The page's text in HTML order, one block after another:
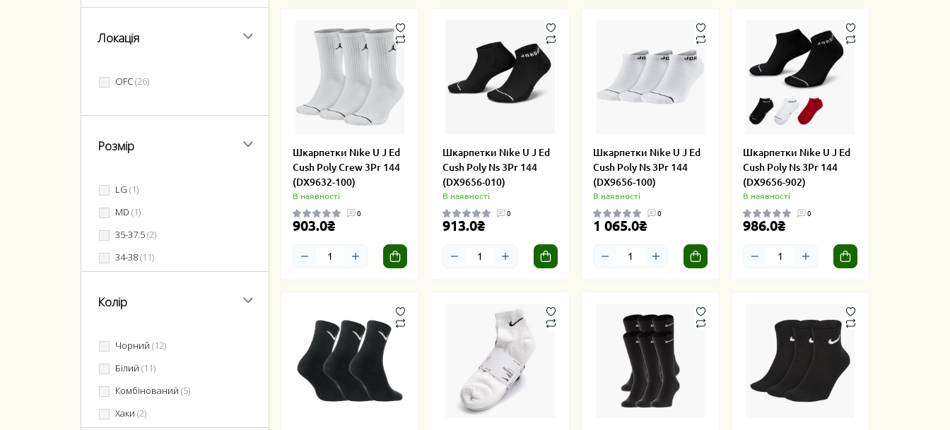
Локація
OFC(26)
Розмір
LG (1)
MD (1)
35-37.5(2)
34-38(11)
46-50
Колір
Чорний (12)
Білий (11)
Комбінований (5)
Хаки (2)
Шкарпетки Nike U J Ed
Cush Poly Crew 3Pr 144
(DX9632-100)
В наявності
0
903.0₴
Шкарпетки Nike U J Ed
Cush Poly Ns 3Pr 144
(DX9656-010)
В наявності
0
913.0₴
Шкарпетки Nike U J Ed
Cush Poly Ns 3Pr 144
(DX9656-100)
В наявності
0
1 065.0₴
Шкарпетки Nike U J Ed
Cush Poly Ns 3Pr 144
(DX9656-902)
В наявності
0
986.0₴